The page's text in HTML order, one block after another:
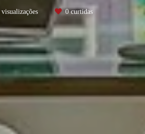
visualizações 0curtidas